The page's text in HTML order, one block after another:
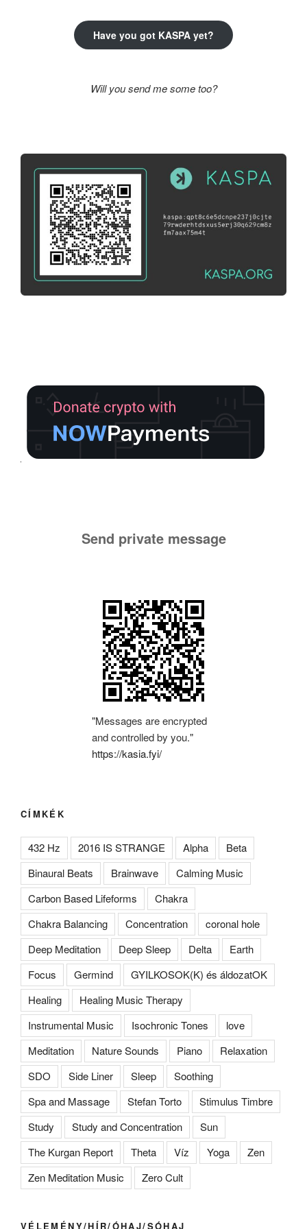
Have you got KASPA yet?
Will you send me some too?
Send private message
"Messages are encrypted
and controlled by you."
https://kasia.fyi/
CÍMKÉK
432 Hz 2016 IS STRANGE Alpha
Beta
Binaural Beats
Brainwave
Calming Music
Carbon Based Lifeforms
Chakra
Chakra Balancing
Concentration
coronal hole
Deep Meditation
Deep Sleep Delta
Earth
Focus
Germind
GYILKOSOK(K) és áldozatOK
Healing
Healing Music Therapy
Instrumental Music
Isochronic Tones
love
Meditation
Nature Sounds Piano
Relaxation
SDO
Side Liner Sleep
Soothing
Spa and Massage
Stefan Torto
Stimulus Timbre
Study
Study and Concentration
Sun
The Kurgan Report
Theta Víz Yoga
Zen
Zen Meditation Music
Zero Cult
VÉLEMÉNY/HÍR/ÓHAJ/SÓHAJ